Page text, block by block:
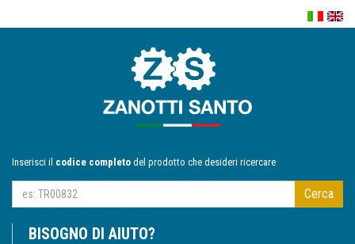
Inserisci il codice completo del prodotto che desideri ricercare
Cerca
BISOGNO DI AIUTO?